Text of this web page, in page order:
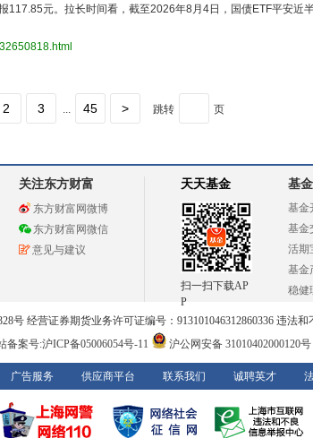
117.85元。拉长时间看，截至2026年8月4日，国债ETF平安近
2 3 ... 45 > 跳转 页
关注东方财富
东方财富网微博
东方财富网微信
意见与建议
天天基金
扫一扫下载AP
P
基
基金
基金
活期
基金
稳健
号 经营证券期货业务许可证编号：913101046312860336 违法和
备案号:沪ICP备05006054号-11 沪公网安备 31010402000120号
广告服务 供应商平台 联系我们 诚聘英才